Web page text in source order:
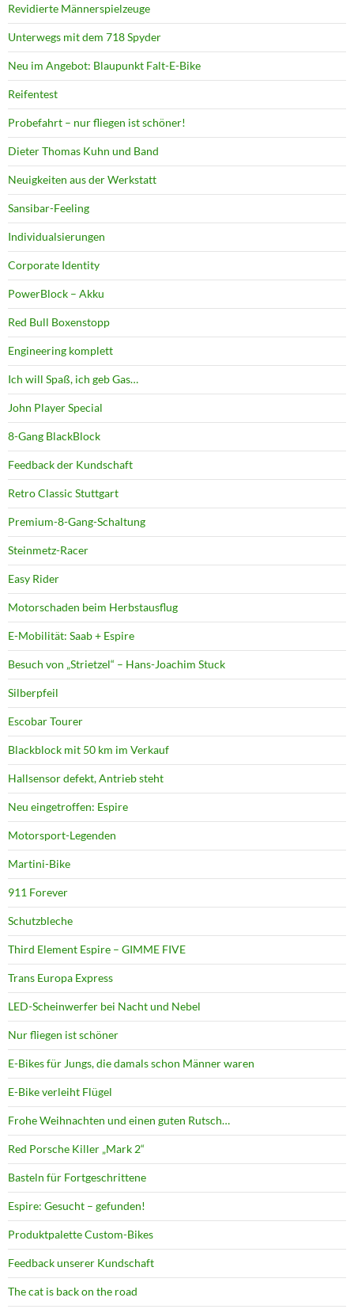
Revidierte Männerspielzeuge
Unterwegs mit dem 718 Spyder
Neu im Angebot: Blaupunkt Falt-E-Bike
Reifentest
Probefahrt – nur fliegen ist schöner!
Dieter Thomas Kuhn und Band
Neuigkeiten aus der Werkstatt
Sansibar-Feeling
Individualsierungen
Corporate Identity
PowerBlock – Akku
Red Bull Boxenstopp
Engineering komplett
Ich will Spaß, ich geb Gas…
John Player Special
8-Gang BlackBlock
Feedback der Kundschaft
Retro Classic Stuttgart
Premium-8-Gang-Schaltung
Steinmetz-Racer
Easy Rider
Motorschaden beim Herbstausflug
E-Mobilität: Saab + Espire
Besuch von „Strietzel“ – Hans-Joachim Stuck
Silberpfeil
Escobar Tourer
Blackblock mit 50 km im Verkauf
Hallsensor defekt, Antrieb steht
Neu eingetroffen: Espire
Motorsport-Legenden
Martini-Bike
911 Forever
Schutzbleche
Third Element Espire – GIMME FIVE
Trans Europa Express
LED-Scheinwerfer bei Nacht und Nebel
Nur fliegen ist schöner
E-Bikes für Jungs, die damals schon Männer waren
E-Bike verleiht Flügel
Frohe Weihnachten und einen guten Rutsch…
Red Porsche Killer „Mark 2“
Basteln für Fortgeschrittene
Espire: Gesucht – gefunden!
Produktpalette Custom-Bikes
Feedback unserer Kundschaft
The cat is back on the road